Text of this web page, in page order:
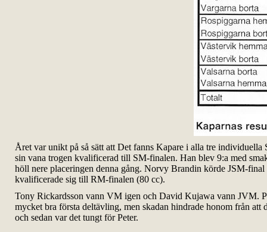
Året var unikt på så sätt att Det fanns Kapare i alla tre
sin vana trogen kvalificerad till SM-finalen. Han blev 9:a med
höll nere placeringen denna gång. Norvy Brandin körde JSM-
kvalificerade sig till RM-finalen (80 cc).
Tony Rickardsson vann VM igen och David Kujawa vann JVM.
mycket bra första deltävling, men skadan hindrade honom från att
och sedan var det tungt för Peter.